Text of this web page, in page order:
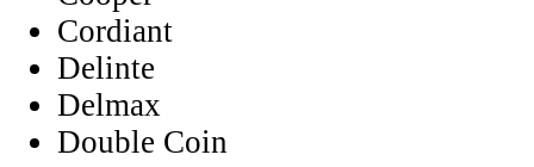
Cordiant
Delinte
Delmax
Double Coin